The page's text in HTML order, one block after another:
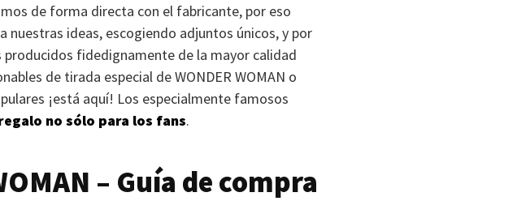
de forma directa con el fabricante, por eso
ideas, escogiendo adjuntos únicos, y por
fidedignamente de la mayor calidad
de tirada especial deWONDER WOMAN o
¡está aquí! Los especialmente famosos
no sólo para los fans.
– Guía de compra